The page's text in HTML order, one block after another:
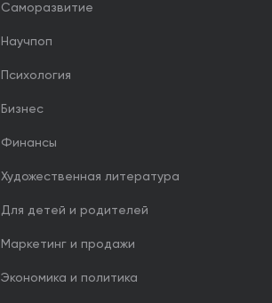
Саморазвитие
Научпоп
Психология
Бизнес
Финансы
Художественная литература
Для детей и родителей
Маркетинг и продажи
Экономика и политика